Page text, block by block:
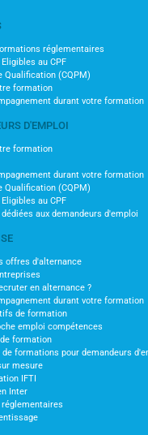
réglementaires
au CPF
Qualification (CQPM)
formation
durant votre formation
D'EMPLOI
formation
durant votre formation
Qualification (CQPM)
au CPF
aux demandeurs d'emploi
offres d'alternance
en alternance ?
durant votre formation
de formation
emploi compétences
formation
de formations pour demandeurs
mesure
IFTI
Inter